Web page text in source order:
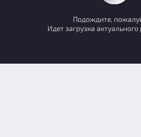
5, 6, 7-го игроков - 1000 руб./чел.